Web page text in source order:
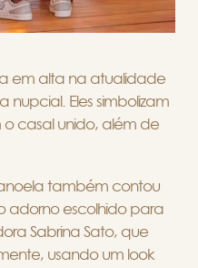
em alta na atualidade
Eles simbolizam
casal unido, além de
também contou
adorno escolhido para
Sabrina Sato, que
usando um look